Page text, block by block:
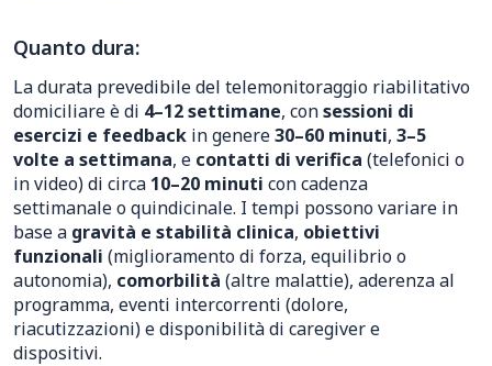
Quanto dura:
La durata prevedibile del telemonitoraggio riabilitativo
domiciliare è di 4–12 settimane, consessioni di
esercizi e feedback in genere30–60 minuti, 3–5
volte a settimana, e contatti di verifica (telefonici o
in video) di circa 10–20 minuti con cadenza
settimanale o quindicinale. I tempi possono variare in
base a gravità e stabilità clinica, obiettivi
funzionali (miglioramento di forza, equilibrio o
autonomia), comorbilità (altre malattie), aderenza al
programma, eventi intercorrenti (dolore,
riacutizzazioni) e disponibilità di caregiver e
dispositivi.